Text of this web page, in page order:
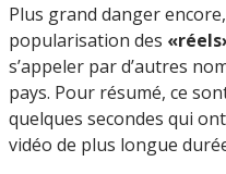
Plus grand danger
popularisation des
s’appeler par d’autres
pays. Pour résumé, ce
quelques secondes qui
vidéo de plus longue